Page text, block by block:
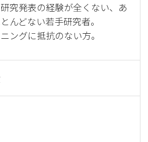
究発表の経験が全くない、あ
んどない若手研究者。
ングに抵抗のない方。